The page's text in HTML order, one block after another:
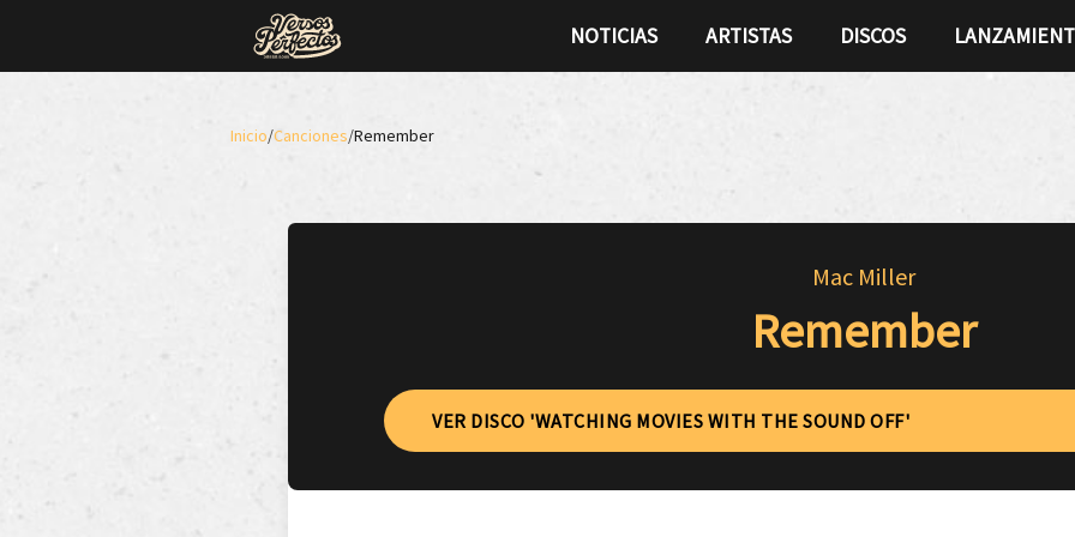
NOTICIAS ARTISTAS DISCOS
Inicio/Canciones/Remember
Mac Miller
Remember
VER DISCO 'WATCHING MOVIES WITH THE SOUND OFF'